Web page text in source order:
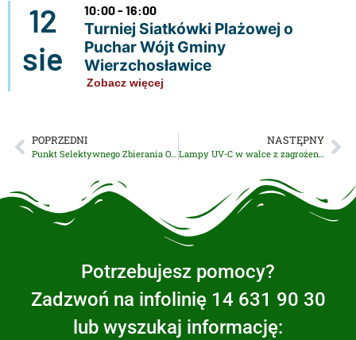
12
sie
10:00 - 16:00
Turniej Siatkówki Plażowej o
Puchar Wójt Gminy
Wierzchosławice
Zobacz więcej
POPRZEDNI
Punkt Selektywnego Zbierania Odpadów Komunalnych w Wierzchosławicach wznawia działanie
NASTĘPNY
Lampy UV-C w walce z zagrożeniem epidemią
Potrzebujesz pomocy?
Zadzwoń na infolinię 14 631 90 30
lub wyszukaj informację: